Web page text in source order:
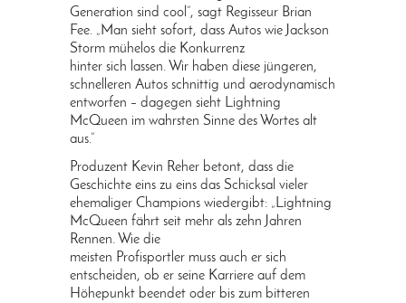
Generation sind cool”, sagt Regisseur Brian
Fee. „Man sieht sofort, dass Autos wie Jackson
Storm mühelos die Konkurrenz
hinter sich lassen. Wir haben diese jüngeren,
schnelleren Autos schnittig und aerodynamisch
entworfen – dagegen sieht Lightning
McQueen im wahrsten Sinne des Wortes alt
aus.”
Produzent Kevin Reher betont, dass die
Geschichte eins zu eins das Schicksal vieler
ehemaliger Champions wiedergibt: „Lightning
McQueen fährt seit mehr als zehn Jahren
Rennen. Wie die
meisten Profisportler muss auch er sich
entscheiden, ob er seine Karriere auf dem
Höhepunkt beendet oder bis zum bitteren